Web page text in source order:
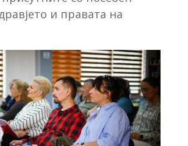
и правата на